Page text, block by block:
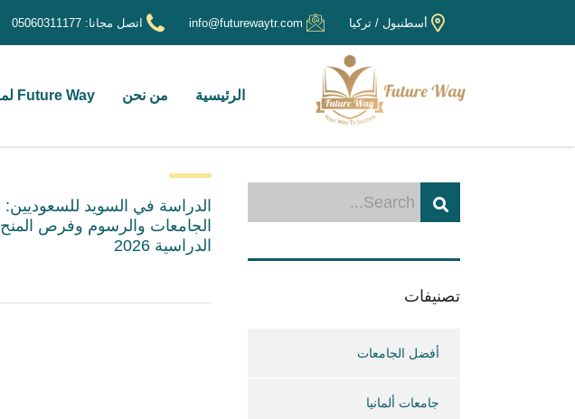
أسطنبول / تركيا info@futurewaytr.com اتصل مجانا: 05060311177
الرئيسية من نحن Future Way لماذا
الدراسة في السويد للسعوديين:
الجامعات والرسوم وفرص المنح
الدراسية 2026
تصنيفات
أفضل الجامعات
جامعات ألمانيا